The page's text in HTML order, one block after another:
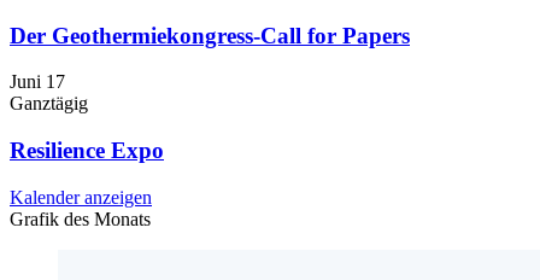
Der Geothermiekongress-Call for Papers
Juni 17
Ganztägig
Resilience Expo
Kalender anzeigen
Grafik des Monats